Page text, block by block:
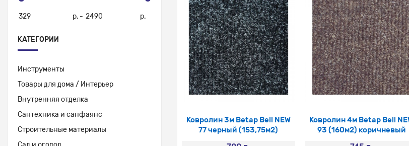
р. - р.
КАТЕГОРИИ
Инструменты
Товары для дома / Интерьер
Внутренняя отделка
Сантехника и санфаянс
Строительные материалы
Ковролин 3м Betap Bell NEW
77 черный (153,75м2)
Ковролин 4м Betap Bell
93 (160м2) коричневый